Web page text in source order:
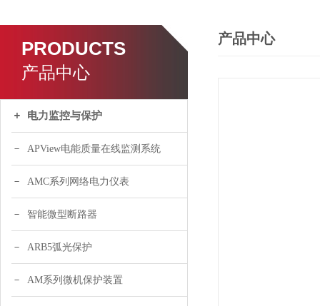
PRODUCTS
产品中心
电力监控与保护
APView电能质量在线监测系统
AMC系列网络电力仪表
智能微型断路器
ARB5弧光保护
AM系列微机保护装置
产品中心